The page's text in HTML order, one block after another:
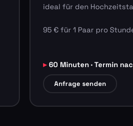
ideal für den
95 € für 1 Paar pro
60 Minuten · Termin
Anfrage senden